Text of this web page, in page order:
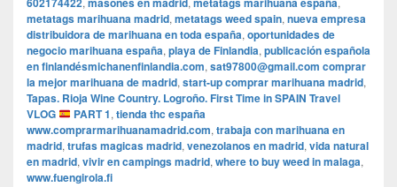
metatags marihuana madrid, metatags weed spain, nueva empresa
distribuidora de marihuana en toda españa, oportunidades de
negocio marihuana españa, playa de Finlandia, publicación española
en finlandésmichanenfinlandia.com, sat97800@gmail.com comprar
la mejor marihuana de madrid, start-up comprar marihuana madrid,
Tapas. Rioja Wine Country. Logroño. First Time in SPAIN Travel
VLOG
PART 1, tienda thc españa
www.comprarmarihuanamadrid.com, trabaja con marihuana en
madrid, trufas magicas madrid, venezolanos en madrid, vida natural
en madrid, vivir en campings madrid, where to buy weed in malaga,
www.fuengirola.fi